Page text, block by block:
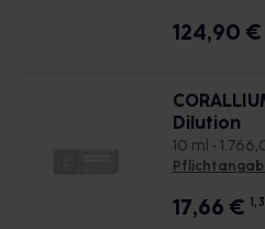
124,90 €
Dilution
10 ml •
17,66 € 1, 3